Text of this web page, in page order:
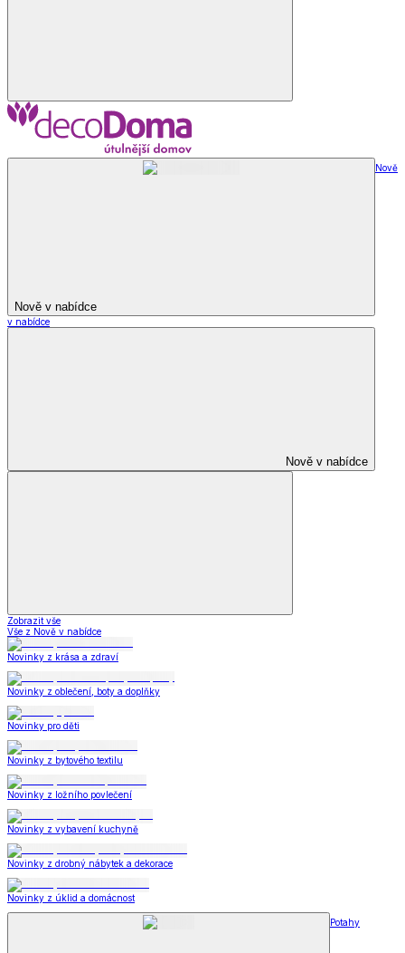
Nově v nabídce
Nově
v nabídce
Nově v nabídce
Zobrazit vše
Vše z Nově v nabídce
Novinky z krása a zdraví
Novinky z oblečení, boty a doplňky
Novinky pro děti
Novinky z bytového textilu
Novinky z ložního povlečení
Novinky z vybavení kuchyně
Novinky z drobný nábytek a dekorace
Novinky z úklid a domácnost
Potahy